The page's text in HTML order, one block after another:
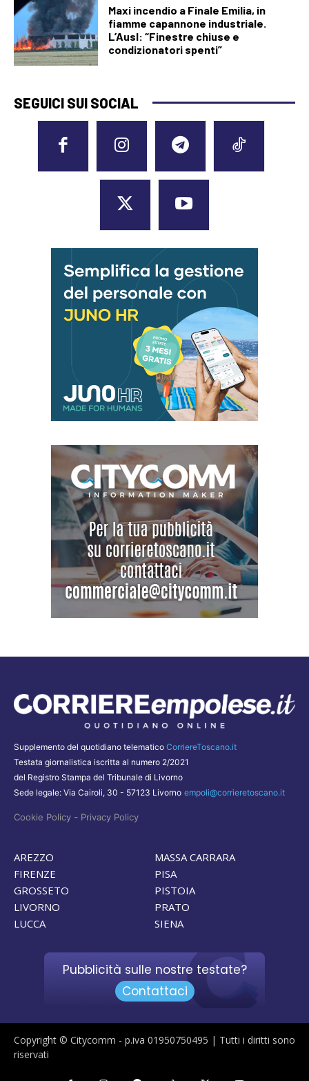
Maxi incendio a Finale Emilia, in
fiamme capannone industriale.
L’Ausl: “Finestre chiuse e
condizionatori spenti”
SEGUICI SUI SOCIAL
Supplemento del quotidiano telematico CorriereToscano.it
Testata giornalistica iscritta al numero 2/2021
del Registro Stampa del Tribunale di Livorno
Sede legale: Via Cairoli, 30 - 57123 Livorno empoli@corrieretoscano.it
Cookie Policy - Privacy Policy
AREZZO
FIRENZE
GROSSETO
LIVORNO
LUCCA
MASSA CARRARA
PISA
PISTOIA
PRATO
SIENA
Pubblicità sulle nostre testate?
Contattaci
Copyright © Citycomm - p.iva 01950750495 | Tutti i diritti sono
riservati